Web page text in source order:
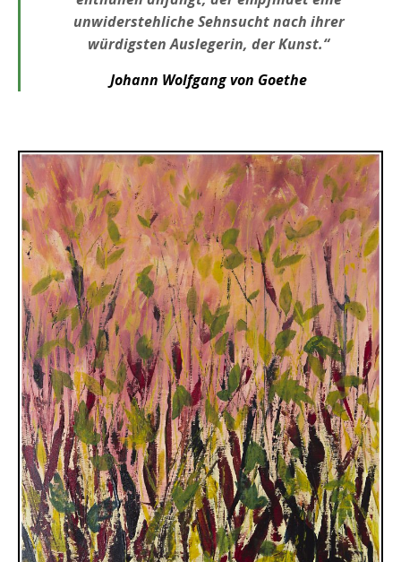
unwiderstehliche Sehnsucht nach ihrer
würdigsten Auslegerin, der Kunst.“
Johann Wolfgang von Goethe